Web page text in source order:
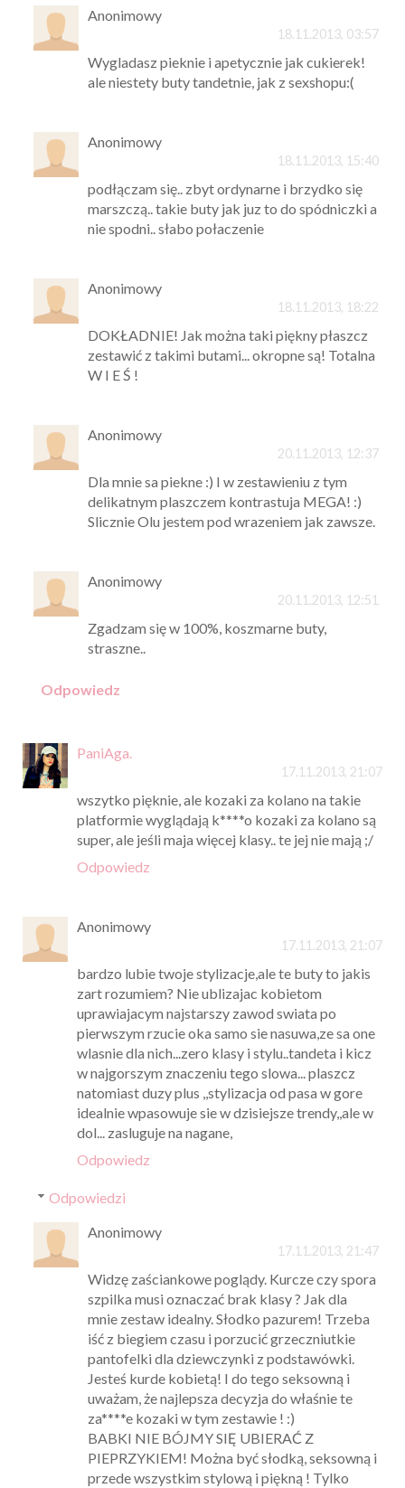
Anonimowy
18.11.2013, 03:57
Wygladasz pieknie i apetycznie jak cukierek!
ale niestety buty tandetnie, jak z sexshopu:(
Anonimowy
18.11.2013, 15:40
podłączam się.. zbyt ordynarne i brzydko się
marszczą.. takie buty jak juz to do spódniczki a
nie spodni.. słabo połaczenie
Anonimowy
18.11.2013, 18:22
DOKŁADNIE! Jak można taki piękny płaszcz
zestawić z takimi butami... okropne są! Totalna
W I E Ś !
Anonimowy
20.11.2013, 12:37
Dla mnie sa piekne :) I w zestawieniu z tym
delikatnym plaszczem kontrastuja MEGA! :)
Slicznie Olu jestem pod wrazeniem jak zawsze.
Anonimowy
20.11.2013, 12:51
Zgadzam się w 100%, koszmarne buty,
straszne..
Odpowiedz
PaniAga.
17.11.2013, 21:07
wszytko pięknie, ale kozaki za kolano na takie
platformie wyglądają k****o kozaki za kolano są
super, ale jeśli maja więcej klasy.. te jej nie mają ;/
Odpowiedz
Anonimowy
17.11.2013, 21:07
bardzo lubie twoje stylizacje,ale te buty to jakis
zart rozumiem? Nie ublizajac kobietom
uprawiajacym najstarszy zawod swiata po
pierwszym rzucie oka samo sie nasuwa,ze sa one
wlasnie dla nich...zero klasy i stylu..tandeta i kicz
w najgorszym znaczeniu tego slowa... plaszcz
natomiast duzy plus ,,stylizacja od pasa w gore
idealnie wpasowuje sie w dzisiejsze trendy,,ale w
dol... zasluguje na nagane,
Odpowiedz
Odpowiedzi
Anonimowy
17.11.2013, 21:47
Widzę zaściankowe poglądy. Kurcze czy spora
szpilka musi oznaczać brak klasy ? Jak dla
mnie zestaw idealny. Słodko pazurem! Trzeba
iść z biegiem czasu i porzucić grzeczniutkie
pantofelki dla dziewczynki z podstawówki.
Jesteś kurde kobietą! I do tego seksowną i
uważam, że najlepsza decyzja do właśnie te
za****e kozaki w tym zestawie ! :)
BABKI NIE BÓJMY SIĘ UBIERAĆ Z
PIEPRZYKIEM! Można być słodką, seksowną i
przede wszystkim stylową i piękną ! Tylko